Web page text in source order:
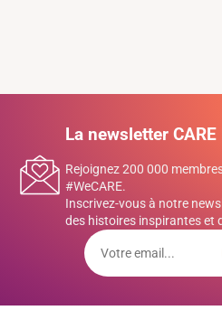
La newsletter CARE
Rejoignez 200 000
#WeCARE.
Inscrivez-vous à notre
des histoires inspirantes et